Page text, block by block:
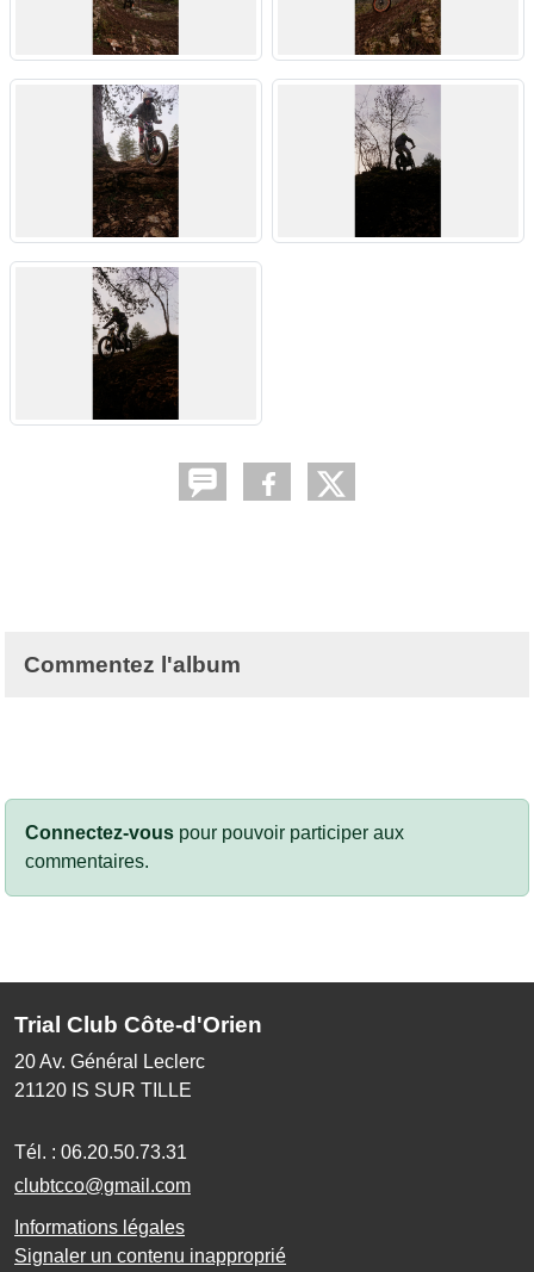
Commentez l'album
Connectez-vous pour pouvoir participer aux
commentaires.
Trial Club Côte-d'Orien
20 Av. Général Leclerc
21120 IS SUR TILLE
Tél. : 06.20.50.73.31
clubtcco@gmail.com
Informations légales
Signaler un contenu inapproprié